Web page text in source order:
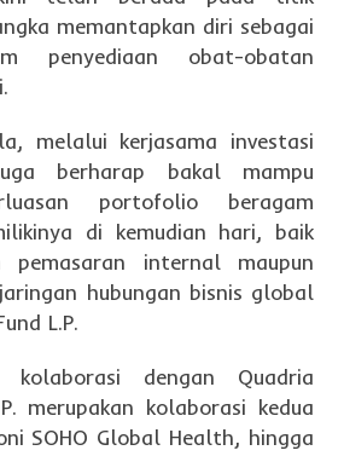
memantapkan diri sebagai
penyediaan obat-obatan
melalui kerjasama investasi
berharap bakal mampu
portofolio beragam
di kemudian hari, baik
pemasaran internal maupun
hubungan bisnis global
L.P.
kolaborasi dengan Quadria
merupakan kolaborasi kedua
SOHO Global Health, hingga